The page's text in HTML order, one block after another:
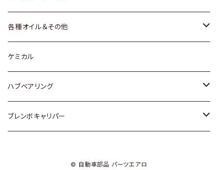
三菱
スバル
マツダ
マツダ
スバル
ホンダ
スズキ
日産
ダイハツ
各種オイル＆その他
ディーデル洗浄添加剤
ケミカル
ハブベアリング
トヨタ
ブレンボキャリパー
© 自動車部品 パーツエアロ